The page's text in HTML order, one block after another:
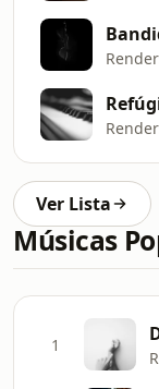
Ver Lista
Músicas
1